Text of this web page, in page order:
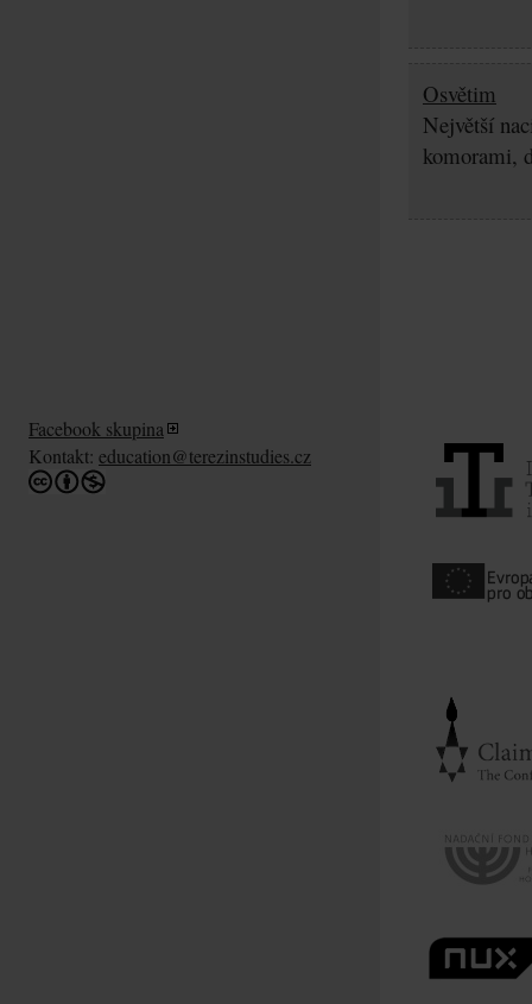
Osvětim
Největší
komorami,
Facebook skupina
Kontakt: education@terezinstudies.cz